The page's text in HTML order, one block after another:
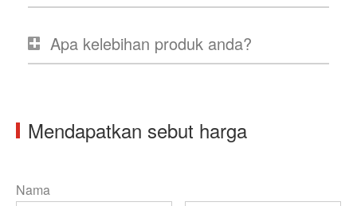
Apa kelebihan produk anda?
Mendapatkan sebut harga
Nama